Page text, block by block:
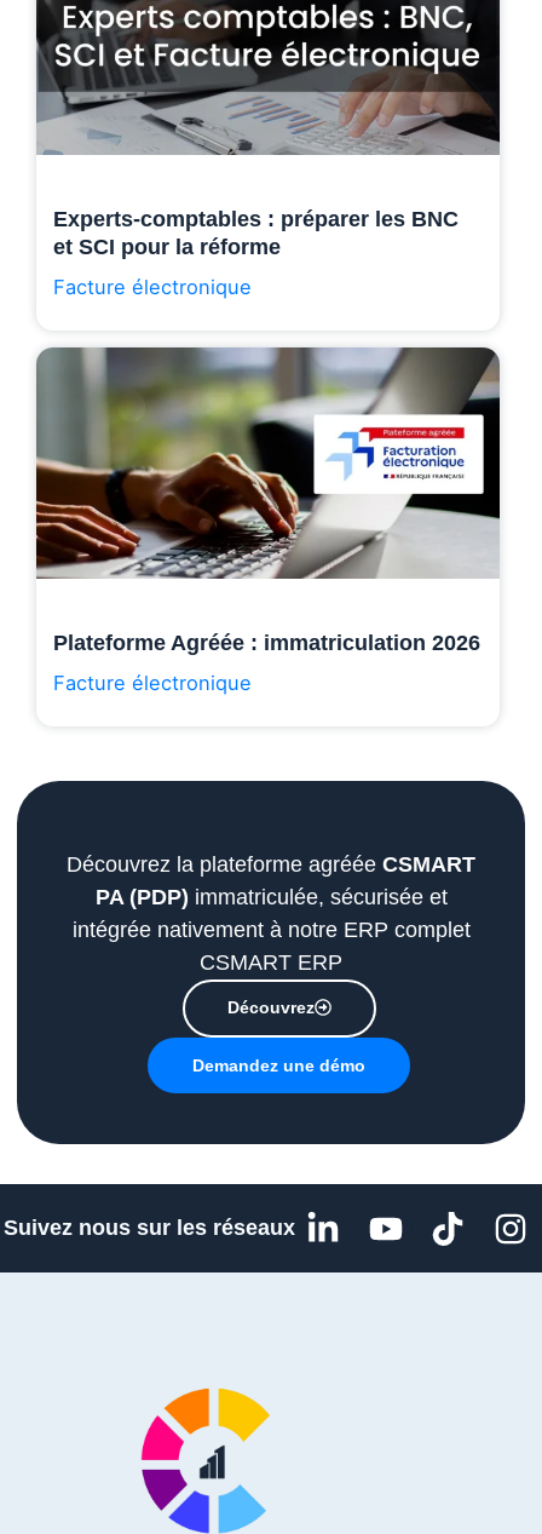
Experts-comptables : préparer les BNC
et SCI pour la réforme
Facture électronique
Plateforme Agréée : immatriculation 2026
Facture électronique
Découvrez la plateforme agréée CSMART
PA (PDP) immatriculée, sécurisée et
intégrée nativement à notre ERP complet
CSMART ERP
Découvrez
Demandez une démo
Suivez nous sur les réseaux
L
i
n
Y
o
u
T
i
k
I
n
s